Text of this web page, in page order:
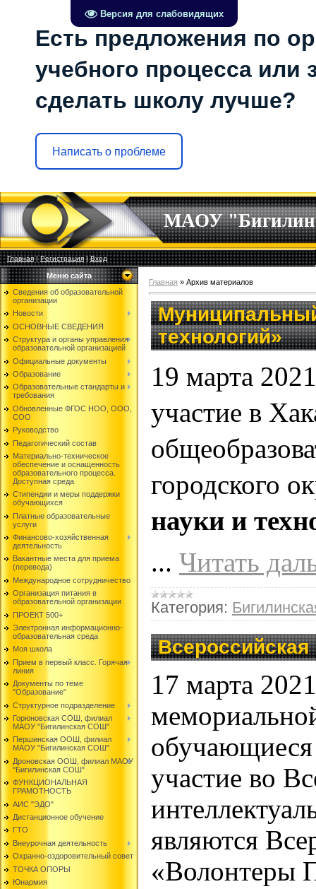
Версия для слабовидящих
Есть предложения по
учебного процесса или
сделать школу лучше?
Написать о проблеме
МАОУ
Главная|Регистрация|Вход
Меню сайта
Сведения об образовательной
организации
Новости
ОСНОВНЫЕ СВЕДЕНИЯ
Структура и органы управления
образовательной организацией
Официальные документы
Образование
Образовательные стандарты и
требования
Обновленные ФГОС НОО, ООО,
СОО
Руководство
Педагогический состав
Материально-техническое
обеспечение и оснащенность
образовательного процесса.
Доступная среда
Стипендии и меры поддержки
обучающихся
Платные образовательные
услуги
Финансово-хозяйственная
деятельность
Вакантные места для приема
(перевода)
Международное сотрудничество
Организация питания в
образовательной организации
ПРОЕКТ 500+
Электронная информационно-
образовательная среда
Моя школа
Прием в первый класс. Горячая
линия
Документы по теме
"Образование"
Структурное подразделение
Горюновская СОШ, филиал
МАОУ "Бигилинская СОШ"
Першинская ООШ, филиал
МАОУ "Бигилинская СОШ"
Дроновская ООШ, филиал МАОУ
"Бигилинская СОШ"
ФУНКЦИОНАЛЬНАЯ
ГРАМОТНОСТЬ
АИС "ЭДО"
Дистанционное обучение
ГТО
Внеурочная деятельность
Охранно-оздоровительный совет
ТОЧКА ОПОРЫ
Юнармия
Главная » Архив материалов
технологий»
19 марта
участие в
городского
науки и
... Читать
Категория:
Всероссийская
17 марта
обучающиеся
участие во
являются
«Волонтеры